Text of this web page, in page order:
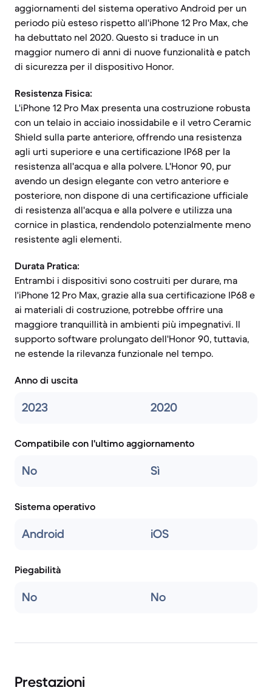
aggiornamenti del sistema operativo Android per un
periodo più esteso rispetto all'iPhone 12 Pro Max, che
ha debuttato nel 2020. Questo si traduce in un
maggior numero di anni di nuove funzionalità e patch
di sicurezza per il dispositivo Honor.
Resistenza Fisica:
L'iPhone 12 Pro Max presenta una costruzione robusta
con un telaio in acciaio inossidabile e il vetro Ceramic
Shield sulla parte anteriore, offrendo una resistenza
agli urti superiore e una certificazione IP68 per la
resistenza all'acqua e alla polvere. L'Honor 90, pur
avendo un design elegante con vetro anteriore e
posteriore, non dispone di una certificazione ufficiale
di resistenza all'acqua e alla polvere e utilizza una
cornice in plastica, rendendolo potenzialmente meno
resistente agli elementi.
Durata Pratica:
Entrambi i dispositivi sono costruiti per durare, ma
l'iPhone 12 Pro Max, grazie alla sua certificazione IP68 e
ai materiali di costruzione, potrebbe offrire una
maggiore tranquillità in ambienti più impegnativi. Il
supporto software prolungato dell'Honor 90, tuttavia,
ne estende la rilevanza funzionale nel tempo.
Anno di uscita
2023 2020
Compatibile con l'ultimo aggiornamento
No Sì
Sistema operativo
Android iOS
Piegabilità
No No
Prestazioni